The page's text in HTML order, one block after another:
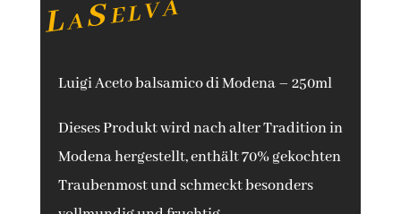
a
Luigi Aceto balsamico di Modena – 250ml
Dieses Produkt wird nach alter Tradition in
Modena hergestellt, enthält 70% gekochten
Traubenmost und schmeckt besonders